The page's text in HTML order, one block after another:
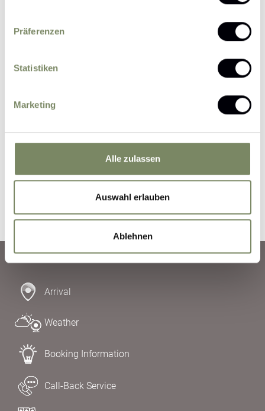
Präferenzen
Statistiken
Marketing
Alle zulassen
Auswahl erlauben
Ablehnen
Please send me news and information about
I agree that the personal data entered by me
for the purpose of processing my enquiry on the
form.Further information
Submit Inquiry
Arrival
Weather
Booking Information
Call-Back Service